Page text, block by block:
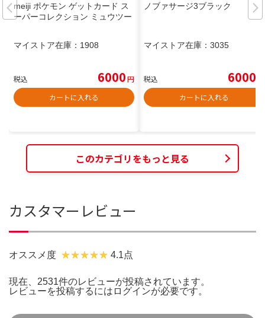
meiji ポケモン ゲットカード ス
ーパーコレクション ミュウツー
マイストア在庫： 1908
税込 6000円
カートに入れる
ノブァサージ3ブラック
マイストア在庫： 3035
税込 6000
カートに入れる
このカテゴリをもっと見る
カスタマーレビュー
オススメ度 4.1点
現在、2531件のレビューが投稿されています。
レビューを投稿するには ログインが必要です。